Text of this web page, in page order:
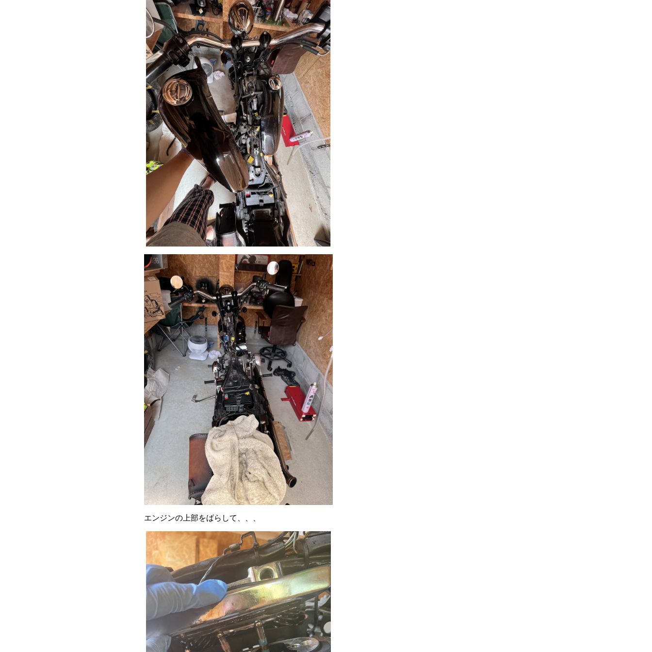
エンジンの上部をばらして、、、